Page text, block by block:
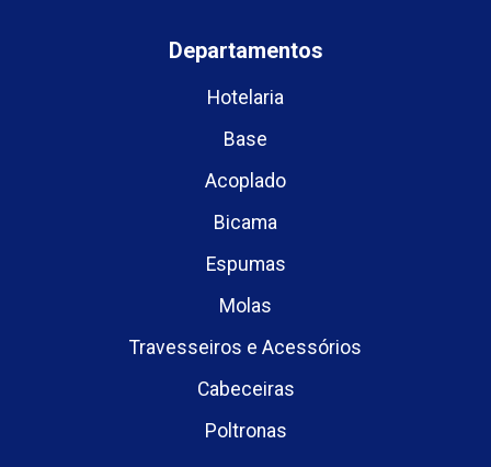
Departamentos
Hotelaria
Base
Acoplado
Bicama
Espumas
Molas
Travesseiros e Acessórios
Cabeceiras
Poltronas